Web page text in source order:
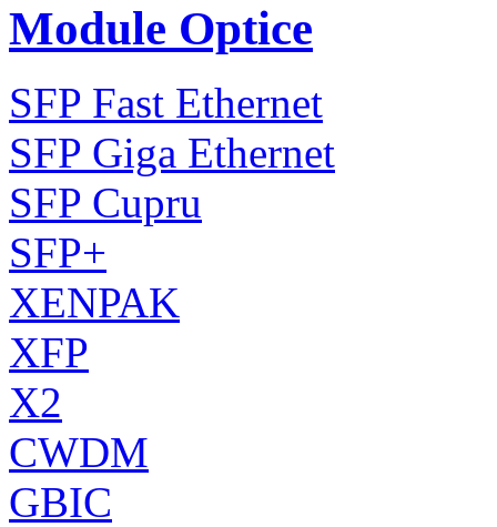
Module Optice
SFP Fast Ethernet
SFP Giga Ethernet
SFP Cupru
SFP+
XENPAK
XFP
X2
CWDM
GBIC